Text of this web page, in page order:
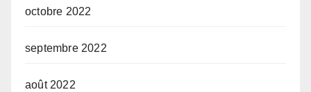
octobre 2022
septembre 2022
août 2022